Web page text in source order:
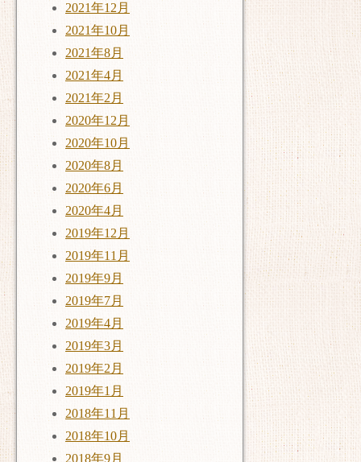
2021年12月
2021年10月
2021年8月
2021年4月
2021年2月
2020年12月
2020年10月
2020年8月
2020年6月
2020年4月
2019年12月
2019年11月
2019年9月
2019年7月
2019年4月
2019年3月
2019年2月
2019年1月
2018年11月
2018年10月
2018年9月